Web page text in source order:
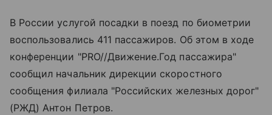
В России услугой посадки в поезд по биометрии
воспользовались 411 пассажиров. Об этом в ходе
конференции "PRO//Движение.Год пассажира"
сообщил начальник дирекции скоростного
сообщения филиала "Российских железных дорог"
(РЖД) Антон Петров.